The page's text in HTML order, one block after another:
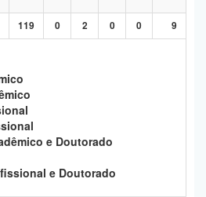
119 0 2 0 0 9
e Doutorado
e Doutorado